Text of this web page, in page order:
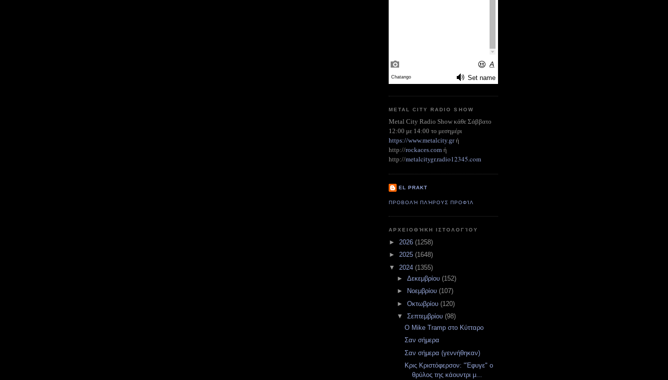
METAL CITY RADIO SHOW
Metal City Radio Show κάθε Σάββατο
12:00 με 14:00 το μεσημέρι
https://www.metalcity.grή
http://rockaces.com ή
http://metalcitygr.radio12345.com
EL PRAKT
ΠΡΟΒΟΛΉ ΠΛΉΡΟΥΣ ΠΡΟΦΊΛ
ΑΡΧΕΙΟΘΉΚΗ ΙΣΤΟΛΟΓΊΟΥ
► 2026 (1258)
► 2025 (1648)
▼ 2024 (1355)
► Δεκεμβρίου (152)
►
Νοεμβρίου (107)
► Οκτωβρίου (120)
▼ Σεπτεμβρίου (98)
O Mike Tramp στο Κύτταρο
Σαν σήμερα
Σαν σήμερα (γεννήθηκαν)
Κρις Κριστόφερσον: "Έφυγε" ο
θρύλος της κάουντρι μ...